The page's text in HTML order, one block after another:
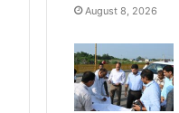
August 8, 2026